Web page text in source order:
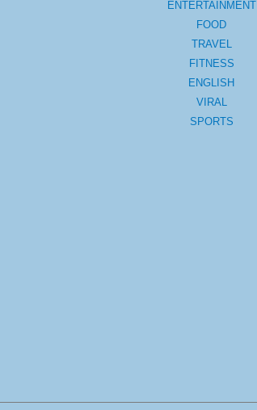
ENTERTAINMENT
FOOD
TRAVEL
FITNESS
ENGLISH
VIRAL
SPORTS